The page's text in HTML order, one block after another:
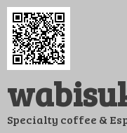
コ
ン
ツ
スSpecialty coffee &